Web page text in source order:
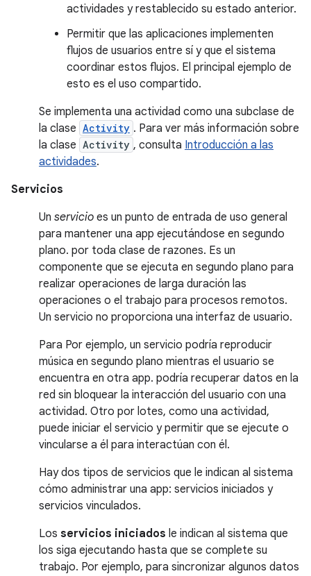
actividades y restablecido su estado anterior.
Permitir que las aplicaciones implementen
flujos de usuarios entre sí y que el sistema
coordinar estos flujos. El principal ejemplo de
esto es el uso compartido.
Se implementa una actividad como una subclase de
la clase Activity . Para ver más información sobre
la clase Activity , consulta Introducción a las
actividades.
Servicios
Un servicio es un punto de entrada de uso general
para mantener una app ejecutándose en segundo
plano. por toda clase de razones. Es un
componente que se ejecuta en segundo plano para
realizar operaciones de larga duración las
operaciones o el trabajo para procesos remotos.
Un servicio no proporciona una interfaz de usuario.
Para Por ejemplo, un servicio podría reproducir
música en segundo plano mientras el usuario se
encuentra en otra app. podría recuperar datos en la
red sin bloquear la interacción del usuario con una
actividad. Otro por lotes, como una actividad,
puede iniciar el servicio y permitir que se ejecute o
vincularse a él para interactúan con él.
Hay dos tipos de servicios que le indican al sistema
cómo administrar una app: servicios iniciados y
servicios vinculados.
Los servicios iniciados le indican al sistema que
los siga ejecutando hasta que se complete su
trabajo. Por ejemplo, para sincronizar algunos datos